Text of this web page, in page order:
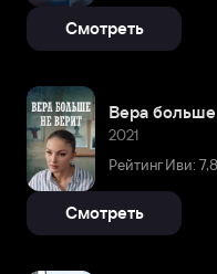
Смотреть
Вера
2021
Рейтинг Иви: 7,8
Смотреть